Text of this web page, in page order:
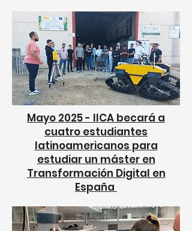
Mayo 2025 - IICA becará a
cuatro estudiantes
latinoamericanos para
estudiar un máster en
Transformación Digital en
España